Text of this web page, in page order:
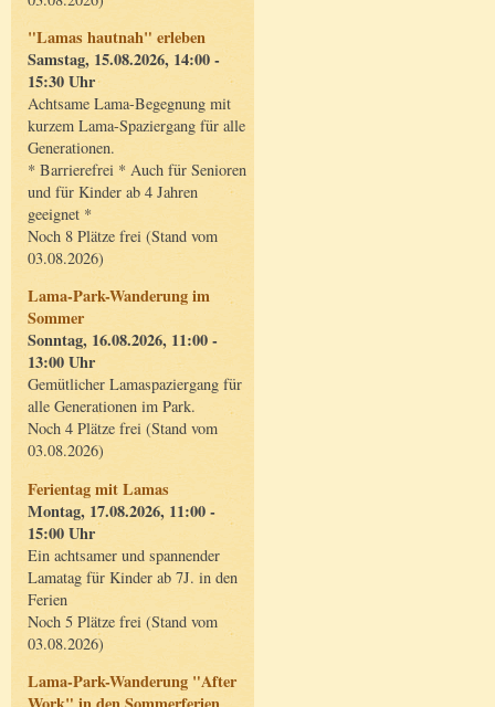
"Lamas hautnah" erleben
Samstag, 15.08.2026, 14:00 -
15:30 Uhr
Achtsame Lama-Begegnung mit
kurzem Lama-Spaziergang für alle
Generationen.
* Barrierefrei * Auch für Senioren
und für Kinder ab 4 Jahren
geeignet *
Noch 8 Plätze frei (Stand vom
03.08.2026)
Lama-Park-Wanderung im
Sommer
Sonntag, 16.08.2026, 11:00 -
13:00 Uhr
Gemütlicher Lamaspaziergang für
alle Generationen im Park.
Noch 4 Plätze frei (Stand vom
03.08.2026)
Ferientag mit Lamas
Montag, 17.08.2026, 11:00 -
15:00 Uhr
Ein achtsamer und spannender
Lamatag für Kinder ab 7J. in den
Ferien
Noch 5 Plätze frei (Stand vom
03.08.2026)
Lama-Park-Wanderung "After